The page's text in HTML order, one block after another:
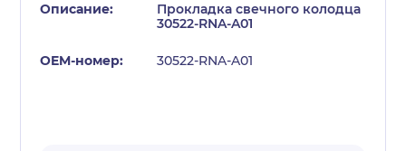
Прокладка свечного колодца
30522-RNA-A01
30522-RNA-A01